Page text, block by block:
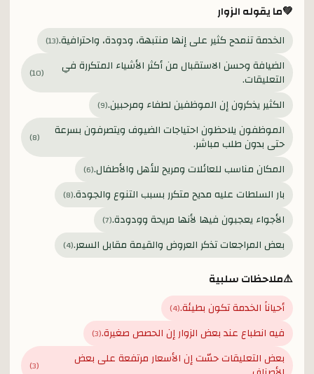
💚ما يقوله الزوار
الخدمة تنمدح كثير على إنها منتبهة، ودودة، واحترافية.(
13
)
الضيافة وحسن الاستقبال من أكثر الأشياء المتكررة في
التعليقات. (
10
)
الكثير يذكرون إن الموظفين لطفاء ومرحبين.(
9
)
الموظفون يلاحظون احتياجات الضيوف ويتصرفون بسرعة
حتى بدون طلب مباشر. (
8
)
المكان مناسب للعائلات ومريح للأهل والأطفال.(
6
)
بار السلطات عليه مديح متكرر بسبب التنوع والجودة.(
8
)
الأجواء يعجبون فيها لأنها مريحة وودودة.(
7
)
بعض المراجعات تذكر العروض والقيمة مقابل السعر.(
4
)
⚠️ملاحظات سلبية
أحياناً الخدمة تكون بطيئة.(
4
)
فيه انطباع عند بعض الزوار إن الحصص صغيرة.(
3
)
بعض التعليقات حسّت إن الأسعار مرتفعة على بعض (
3
)